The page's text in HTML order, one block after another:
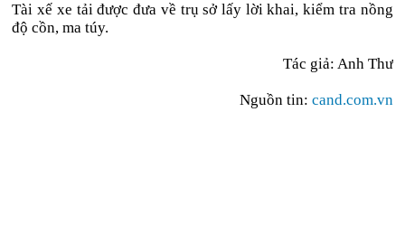
Tài xế xe tải được đưa về trụ sở lấy lời khai, kiểm tra nồng
độ cồn, ma túy.
Tác giả: Anh Thư
Nguồn tin: cand.com.vn